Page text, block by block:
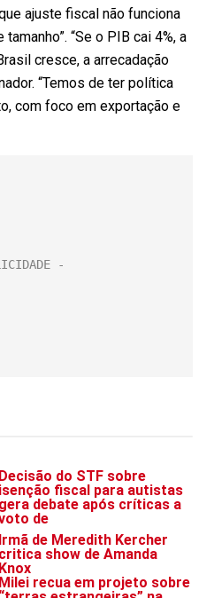
ajuste fiscal não funciona
“Se o PIB cai 4%, a
cresce, a arrecadação
“Temos de ter política
com foco em exportação e